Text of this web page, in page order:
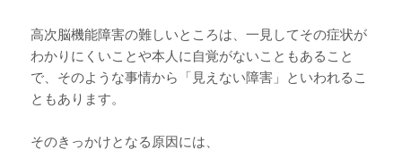
高次脳機能障害の難しいところは、一見してその症状が
わかりにくいことや本人に自覚がないこともあること
で、そのような事情から「見えない障害」といわれるこ
ともあります。
そのきっかけとなる原因には、